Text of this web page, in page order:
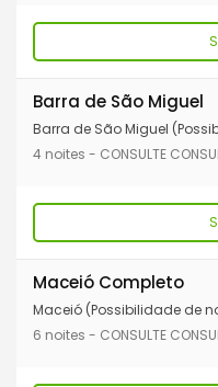
Barra de São Miguel
Barra de São Miguel
4 noites - CONSULTE
Maceió Completo
Maceió (Possibilidade de
6 noites - CONSULTE